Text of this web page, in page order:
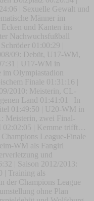
| Sexuelle Gewalt und
Männer im
und Kanten ins
Nachwuchsfußball
01:00:29 |
09: Debüt, U17-WM,
| U17-WM in
Olympiastadion
Finale 01:31:16 |
2010: Meisterin, CL-
Land 01:41:01 | In
01:49:50 | U20-WM in
Meisterin, zwei Final-
02:02:05 | Kemme trifft…
League-Finale
WM als Fangirl
und
| Saison 2012/2013:
| Training als
der Champions League
ohne Plan